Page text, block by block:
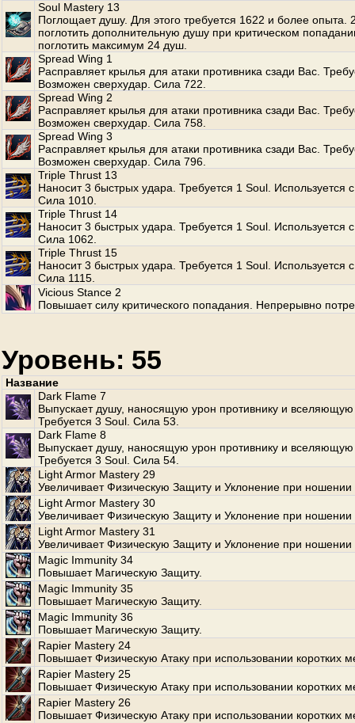
Soul Mastery 13
Поглощает душу. Для этого требуется 1622 и более опыта.
поглотить дополнительную душу при критическом
поглотить максимум 24 душ.
Spread Wing 1
Расправляет крылья для атаки противника сзади Вас.
Возможен сверхудар. Сила 722.
Spread Wing 2
Расправляет крылья для атаки противника сзади Вас.
Возможен сверхудар. Сила 758.
Spread Wing 3
Расправляет крылья для атаки противника сзади Вас.
Возможен сверхудар. Сила 796.
Triple Thrust 13
Наносит 3 быстрых удара. Требуется 1 Soul. Используется
Сила 1010.
Triple Thrust 14
Наносит 3 быстрых удара. Требуется 1 Soul. Используется
Сила 1062.
Triple Thrust 15
Наносит 3 быстрых удара. Требуется 1 Soul. Используется
Сила 1115.
Vicious Stance 2
Повышает силу критического попадания. Непрерывно
Уровень: 55
Название
Dark Flame 7
Выпускает душу, наносящую урон противнику и вселяющую
Требуется 3 Soul. Сила 53.
Dark Flame 8
Выпускает душу, наносящую урон противнику и вселяющую
Требуется 3 Soul. Сила 54.
Light Armor Mastery 29
Увеличивает Физическую Защиту и Уклонение при ношении
Light Armor Mastery 30
Увеличивает Физическую Защиту и Уклонение при ношении
Light Armor Mastery 31
Увеличивает Физическую Защиту и Уклонение при ношении
Magic Immunity 34
Повышает Магическую Защиту.
Magic Immunity 35
Повышает Магическую Защиту.
Magic Immunity 36
Повышает Магическую Защиту.
Rapier Mastery 24
Повышает Физическую Атаку при использовании коротких
Rapier Mastery 25
Повышает Физическую Атаку при использовании коротких
Rapier Mastery 26
Повышает Физическую Атаку при использовании коротких